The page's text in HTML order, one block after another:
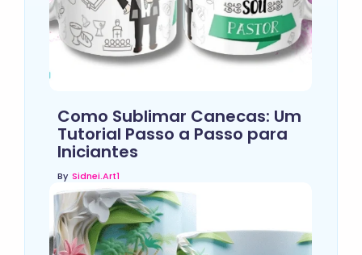
Como Sublimar Canecas: Um
Tutorial Passo a Passo para
Iniciantes
By Sidnei.art1